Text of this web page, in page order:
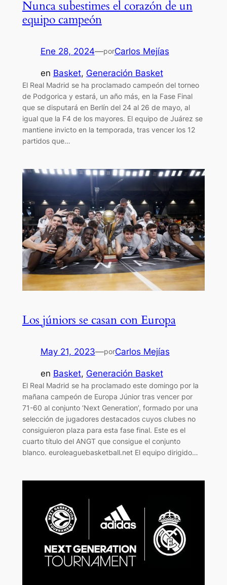
Nunca subestimes el corazón de un
equipo campeón
Ene 28, 2024—porCarlos Mejías
en Basket, Generación Basket
El Real Madrid se ha proclamado campeón del torneo
de Podgorica y estará, un año más, en la Fase Final
que se disputará en Berlín del 24 al 26 de mayo, al
igual que la F4 de los mayores. El equipo de Juárez se
mantiene invicto en la temporada, tras vencer los 12
partidos que…
Los júniors se casan con Europa
May 21, 2023—porCarlos Mejías
en Basket, Generación Basket
El Real Madrid se ha proclamado este domingo por la
mañana campeón de Europa Júnior tras vencer por
71-60 al conjunto ‘Next Generation’, formado por una
selección de jugadores destacados cuyos clubes no
consiguieron plaza para esta fase final. Este es el
cuarto título del ANGT que consigue el conjunto
blanco. euroleaguebasketball.net El equipo dirigido…